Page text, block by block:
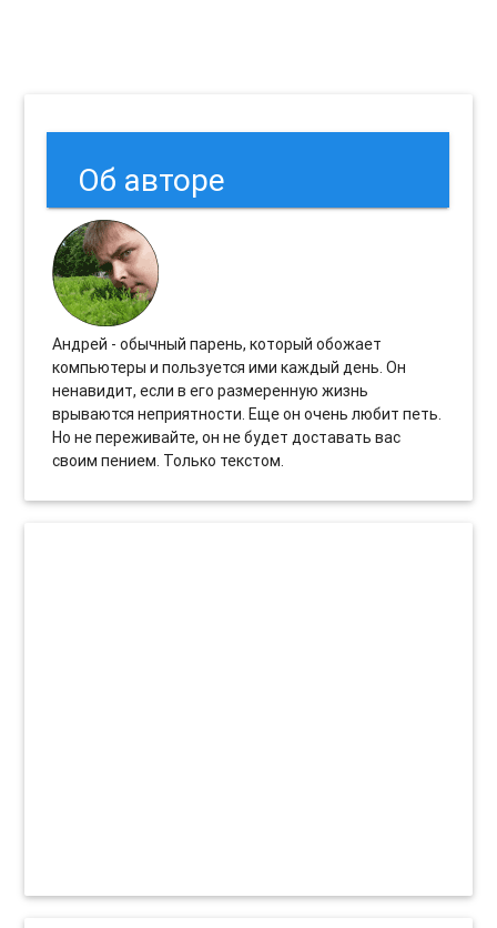
Об авторе
Андрей - обычный парень, который обожает
компьютеры и пользуется ими каждый день. Он
ненавидит, если в его размеренную жизнь
врываются неприятности. Еще он очень любит петь.
Но не переживайте, он не будет доставать вас
своим пением. Только текстом.